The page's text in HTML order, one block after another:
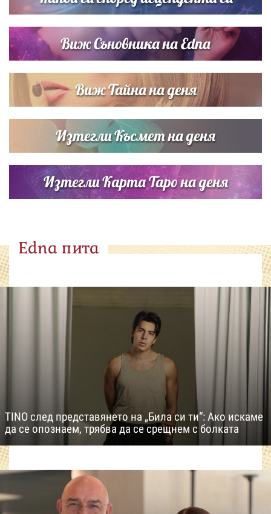
Виж Съновника на Edna
Виж Тайна на деня
Изтегли Късмет на деня
Изтегли Карта Таро на деня
Edna пита
TINO след представянето на „Била си ти“: Ако искаме
да се опознаем, трябва да се срещнем с болката